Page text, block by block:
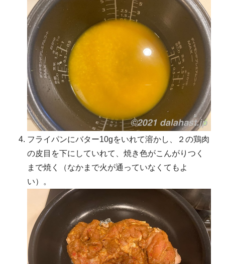
フライパンにバター10gをいれて溶かし、２の鶏肉
の皮目を下にしていれて、焼き色がこんがりつく
まで焼く（なかまで火が通っていなくてもよ
い）。